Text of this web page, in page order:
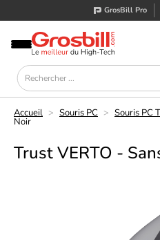
GrosBill Pro
Accueil > Souris PC > Souris PC
Noir
Trust VERTO -